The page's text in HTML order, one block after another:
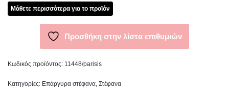
Μάθετε περισσότερα για το προϊόν
Προσθήκη στην λίστα επιθυμιών
Κωδικός προϊόντος: 11448/parisis
Κατηγορίες: Επάργυρα στέφανα, Στέφανα